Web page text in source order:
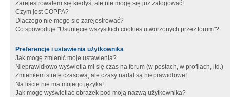
Zarejestrowałem się kiedyś, ale nie mogę się już zalogować!
Czym jest COPPA?
Dlaczego nie mogę się zarejestrować?
Co spowoduje "Usunięcie wszystkich cookies utworzonych przez forum"?
Preferencje i ustawienia użytkownika
Jak mogę zmienić moje ustawienia?
Nieprawidłowo wyświetla mi się czas na forum (w postach, w profilach, itd.)
Zmieniłem strefę czasową, ale czasy nadal są nieprawidłowe!
Na liście nie ma mojego języka!
Jak mogę wyświetlać obrazek pod moją nazwą użytkownika?